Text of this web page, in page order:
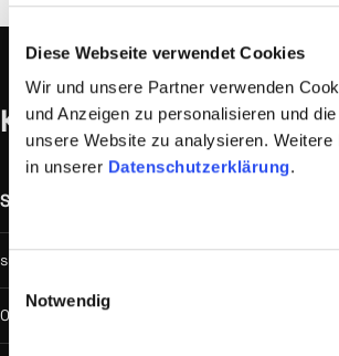
Diese Webseite verwendet Cookies
Wir und unsere Partner verwenden
und Anzeigen zu personalisieren und
unsere Website zu analysieren. Weitere
in unserer Datenschutzerklärung.
Notwendig
Kontakt
Support
support@hostprofis.com
059900 100